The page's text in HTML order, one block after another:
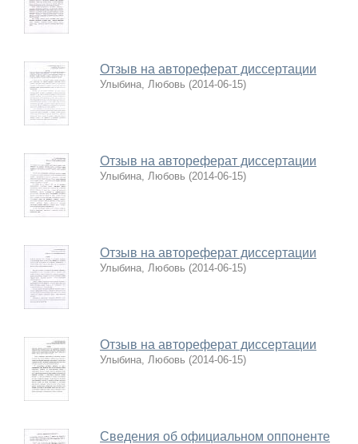
Отзыв на автореферат диссертации
Улыбина, Любовь (2014-06-15)
Отзыв на автореферат диссертации
Улыбина, Любовь (2014-06-15)
Отзыв на автореферат диссертации
Улыбина, Любовь (2014-06-15)
Отзыв на автореферат диссертации
Улыбина, Любовь (2014-06-15)
Сведения об официальном оппоненте